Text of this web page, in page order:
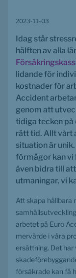
2023-11-03
Idag står
hälften av alla
lidande för
kostnader för
Accident
genom att
tidiga tecken på
rätt tid. Allt vårt
situation är
förmågor kan vi
även bidra till
utmaningar, vi
Att skapa hållbara
arbetet på Euro
mervärde i våra
ersättning. Det har
försäkrade kan få